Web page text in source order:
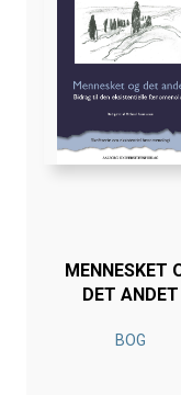
MENNESKET
DET ANDET
BOG